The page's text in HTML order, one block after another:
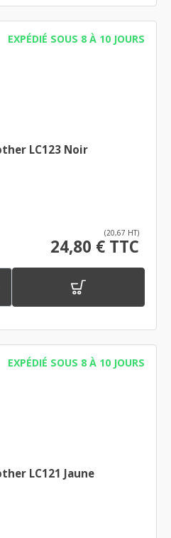
EXPÉDIÉ SOUS 8 À 10 JOURS
LC123 Noir
(20,67 HT)
24,80 € TTC
EXPÉDIÉ SOUS 8 À 10 JOURS
LC121 Jaune